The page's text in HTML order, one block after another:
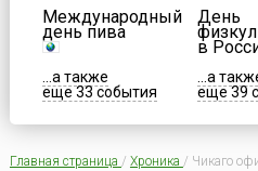
Международный
день пива
...а также
еще 33 события
День
в
...а
еще 39
Главная страница / Хроника / Чикаго